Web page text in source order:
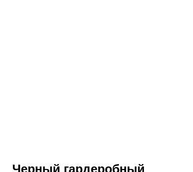
Черный гардеробный